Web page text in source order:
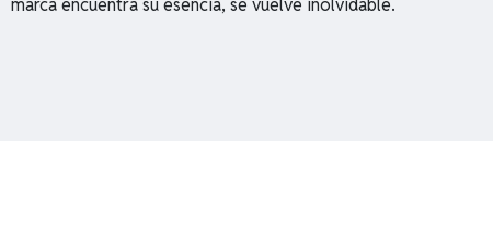
marca encuentra su esencia, se vuelve inolvidable.